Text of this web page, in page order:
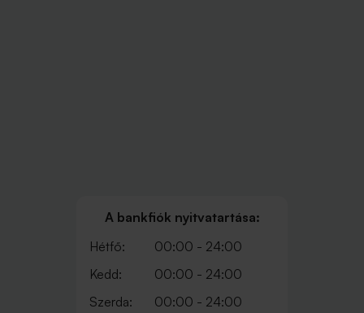
A bankfiók nyitvatartása:
Hétfő:
00:00 - 24:00
Kedd:
00:00 - 24:00
Szerda:
00:00 - 24:00